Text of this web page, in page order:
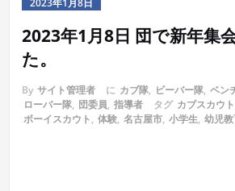
2023年1月8日
2023年1月8日 団で新年集
た。
By サイト管理者 に カブ隊, ビーバー隊, ベン
ローバー隊, 団委員, 指導者 タグ カブスカウト
ボーイスカウト, 体験, 名古屋市, 小学生, 幼児